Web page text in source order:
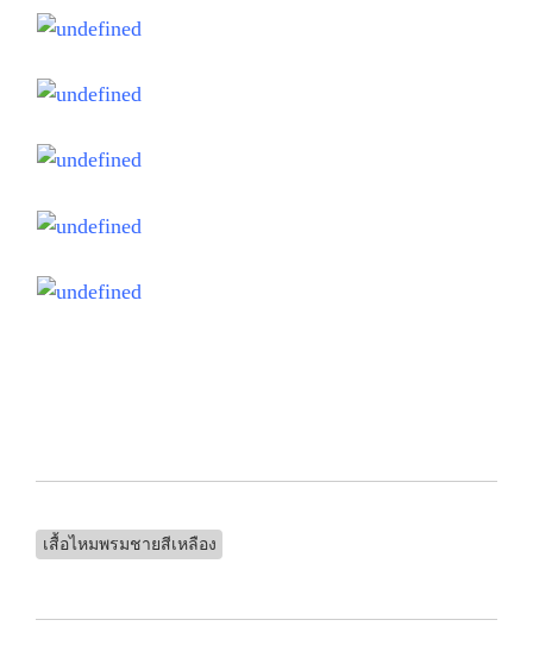
เสื้อไหมพรมชายสีเหลือง